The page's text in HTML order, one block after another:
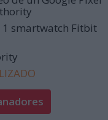
1 smartwatch Fitbit